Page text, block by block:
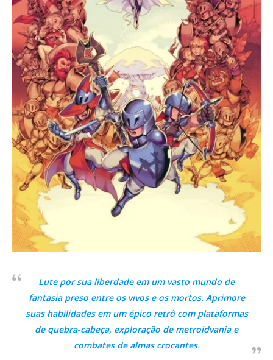
Lute por sua liberdade em um vasto mundo de
fantasia preso entre os vivos e os mortos. Aprimore
suas habilidades em um épico retrô com plataformas
de quebra-cabeça, exploração de metroidvania e
combates de almas crocantes.